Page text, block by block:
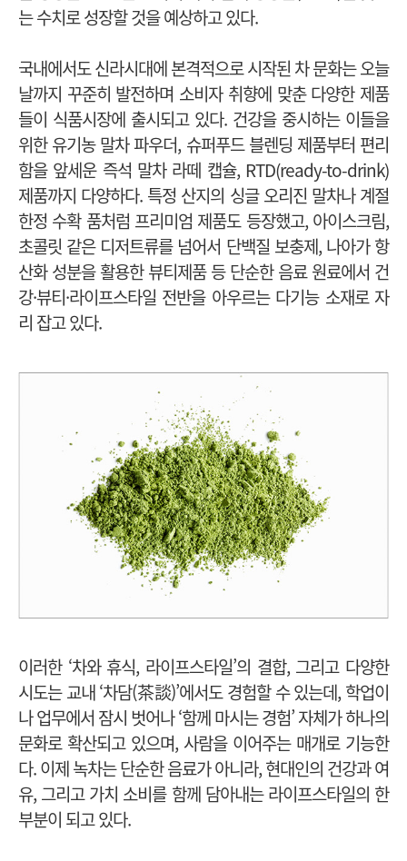
는 수치로 성장할 것을 예상하고 있다.
국내에서도 신라시대에 본격적으로 시작된 차 문화는 오늘
날까지 꾸준히 발전하며 소비자 취향에 맞춘 다양한 제품
들이 식품시장에 출시되고 있다. 건강을 중시하는 이들을
위한 유기농 말차 파우더, 슈퍼푸드 블렌딩 제품부터 편리
함을 앞세운 즉석 말차 라떼 캡슐, RTD(ready-to-drink)
제품까지 다양하다. 특정 산지의 싱글 오리진 말차나 계절
한정 수확 품처럼 프리미엄 제품도 등장했고, 아이스크림,
초콜릿 같은 디저트류를 넘어서 단백질 보충제, 나아가 항
산화 성분을 활용한 뷰티제품 등 단순한 음료 원료에서 건
강·뷰티·라이프스타일 전반을 아우르는 다기능 소재로 자
리 잡고 있다.
이러한 ‘차와 휴식, 라이프스타일’의 결합, 그리고 다양한
시도는 교내 ‘차담(茶談)’에서도 경험할 수 있는데, 학업이
나 업무에서 잠시 벗어나 ‘함께 마시는 경험’ 자체가 하나의
문화로 확산되고 있으며, 사람을 이어주는 매개로 기능한
다. 이제 녹차는 단순한 음료가 아니라, 현대인의 건강과 여
유, 그리고 가치 소비를 함께 담아내는 라이프스타일의 한
부분이 되고 있다.